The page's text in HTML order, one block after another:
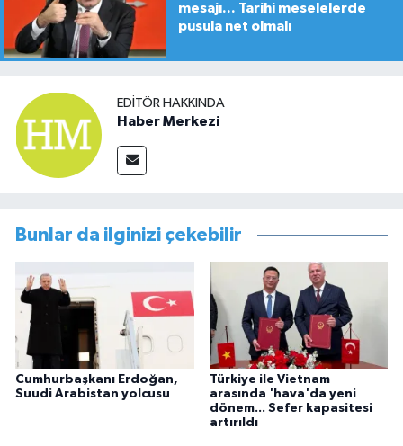
mesajı... Tarihi meselelerde
pusula net olmalı
EDITÖR HAKKINDA
Haber Merkezi
Bunlar da ilginizi çekebilir
Cumhurbaşkanı Erdoğan,
Suudi Arabistan yolcusu
Türkiye ile Vietnam
arasında 'hava'da yeni
dönem... Sefer kapasitesi
artırıldı